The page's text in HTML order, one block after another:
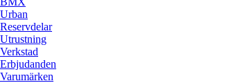
Urban
Reservdelar
Utrustning
Verkstad
Erbjudanden
Varumärken